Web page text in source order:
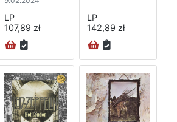
LP
107,89 zł
LP
142,89 zł